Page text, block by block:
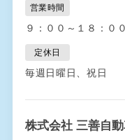
営業時間
９：００～１８：００
定休日
毎週日曜日、祝日
株式会社 三善自